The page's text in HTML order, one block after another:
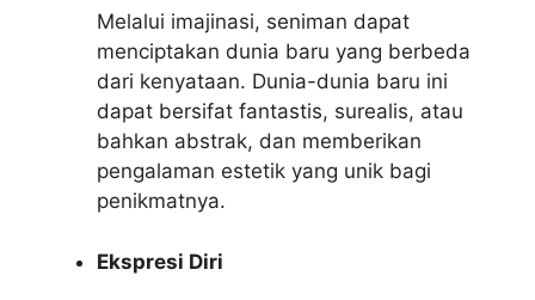
Melalui imajinasi, seniman dapat
menciptakan dunia baru yang berbeda
dari kenyataan. Dunia-dunia baru ini
dapat bersifat fantastis, surealis, atau
bahkan abstrak, dan memberikan
pengalaman estetik yang unik bagi
penikmatnya.
Ekspresi Diri